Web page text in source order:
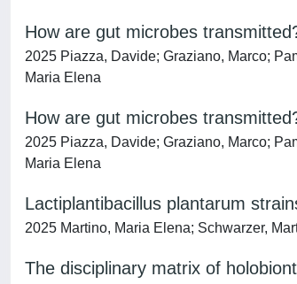
How are gut microbes
2025 Piazza, Davide; Graziano, Marco;
Maria Elena
How are gut microbes
2025 Piazza, Davide; Graziano, Marco;
Maria Elena
Lactiplantibacillus plantarum
2025 Martino, Maria Elena; Schwarzer,
The disciplinary matrix of